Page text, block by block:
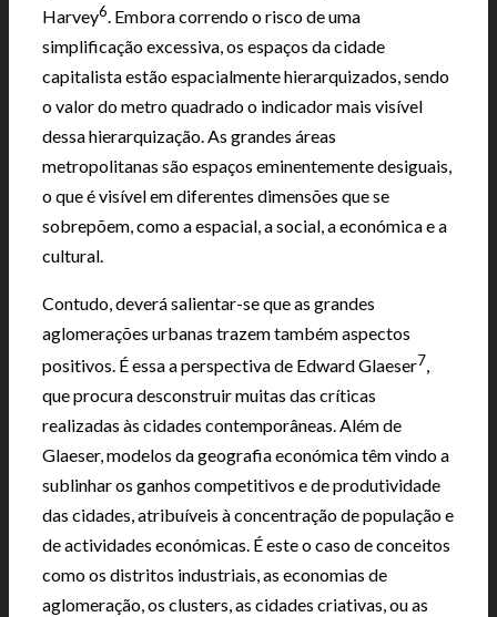
Harvey6. Embora correndo o risco de uma
simplificação excessiva, os espaços da cidade
capitalista estão espacialmente hierarquizados, sendo
o valor do metro quadrado o indicador mais visível
dessa hierarquização. As grandes áreas
metropolitanas são espaços eminentemente desiguais,
o que é visível em diferentes dimensões que se
sobrepõem, como a espacial, a social, a económica e a
cultural.
Contudo, deverá salientar-se que as grandes
aglomerações urbanas trazem também aspectos
positivos. É essa a perspectiva de Edward Glaeser7,
que procura desconstruir muitas das críticas
realizadas às cidades contemporâneas. Além de
Glaeser, modelos da geografia económica têm vindo a
sublinhar os ganhos competitivos e de produtividade
das cidades, atribuíveis à concentração de população e
de actividades económicas. É este o caso de conceitos
como os distritos industriais, as economias de
aglomeração, os clusters, as cidades criativas, ou as